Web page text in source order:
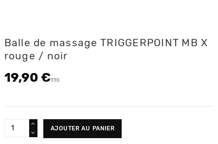
Balle de massage TRIGGERPOINT MB X
rouge / noir
19,90 €TTC
AJOUTER AU PANIER